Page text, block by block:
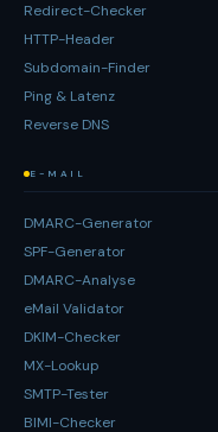
Redirect-Checker
HTTP-Header
Subdomain-Finder
Ping & Latenz
Reverse DNS
E-MAIL
DMARC-Generator
SPF-Generator
DMARC-Analyse
eMail Validator
DKIM-Checker
MX-Lookup
SMTP-Tester
BIMI-Checker